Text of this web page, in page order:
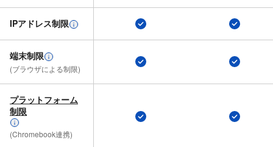
IPアドレス制限
端末制限
(ブラウザに​よる​制限)
プラットフォーム
制限
(Chromebook連携)